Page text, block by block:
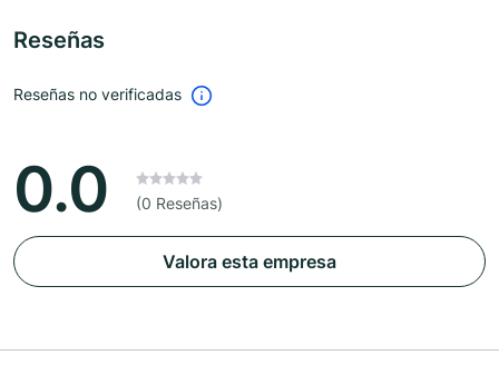
Reseñas
Reseñas no verificadas
0.0 (0 Reseñas)
Valora esta empresa